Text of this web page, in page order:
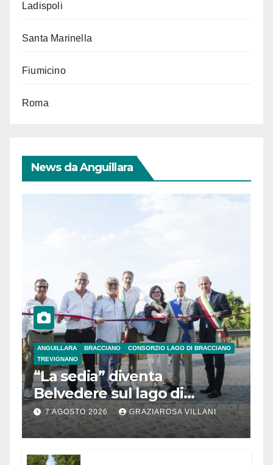
Ladispoli
Santa Marinella
Fiumicino
Roma
News da Anguillara
ANGUILLARA BRACCIANO
CONSORZIO LAGO DI BRACCIANO
TREVIGNANO
“La sedia” diventa
Belvedere sul lago di
Bracciano: ieri
l’inaugurazione
7 AGOSTO 2026 GRAZIAROSA VILLANI